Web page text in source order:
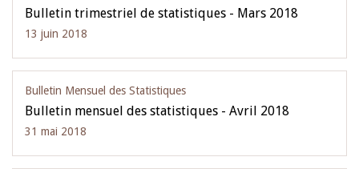
Bulletin trimestriel de statistiques - Mars 2018
13 juin 2018
Bulletin Mensuel des Statistiques
Bulletin mensuel des statistiques - Avril 2018
31 mai 2018